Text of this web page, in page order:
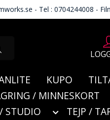
- Tel : 0704244008 -
KUPO
/ MINNESKORT
STUDIO TEJP /